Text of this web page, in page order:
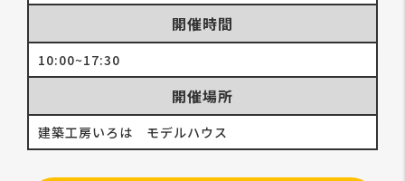
開催時間
10:00~17:30
開催場所
建築工房いろは モデルハウス